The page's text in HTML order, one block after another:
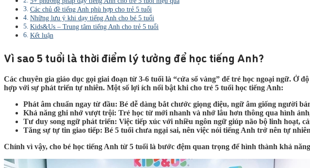
Các chủ đề tiếng Anh phù hợp cho trẻ 5 tuổi
Những lưu ý khi dạy tiếng Anh cho bé 5 tuổi
Kids&Us – Trung tâm tiếng Anh cho trẻ 5 tuổi
Kết luận
Vì sao 5 tuổi là thời điểm lý tưởng để học tiếng Anh?
Các chuyên gia giáo dục gọi giai đoạn từ 3-6 tuổi là “cửa sổ vàng” để trẻ học ngoại ngữ.
hợp với sự phát triển tự nhiên. Một số lợi ích nổi bật khi cho trẻ 5 tuổi học tiếng Anh:
Phát âm chuẩn ngay từ đầu: Bé dễ dàng bắt chước giọng điệu, ngữ âm giống người
Khả năng ghi nhớ vượt trội: Trẻ học từ mới nhanh và nhớ lâu hơn thông qua hình
Tư duy song ngữ phát triển: Việc tiếp xúc với nhiều ngôn ngữ giúp não bộ linh hoạt,
Tăng sự tự tin giao tiếp: Bé 5 tuổi chưa ngại sai, nên việc nói tiếng Anh trở nên tự
Chính vì vậy, cho bé học tiếng Anh từ 5 tuổi là bước đệm quan trọng để hình thành khả